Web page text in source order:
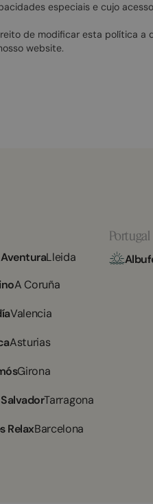
especiais e cujo
de modificar esta política
website.
Lleida
A Coruña
Valencia
Asturias
Girona
Tarragona
RelaxBarcelona
Portugal